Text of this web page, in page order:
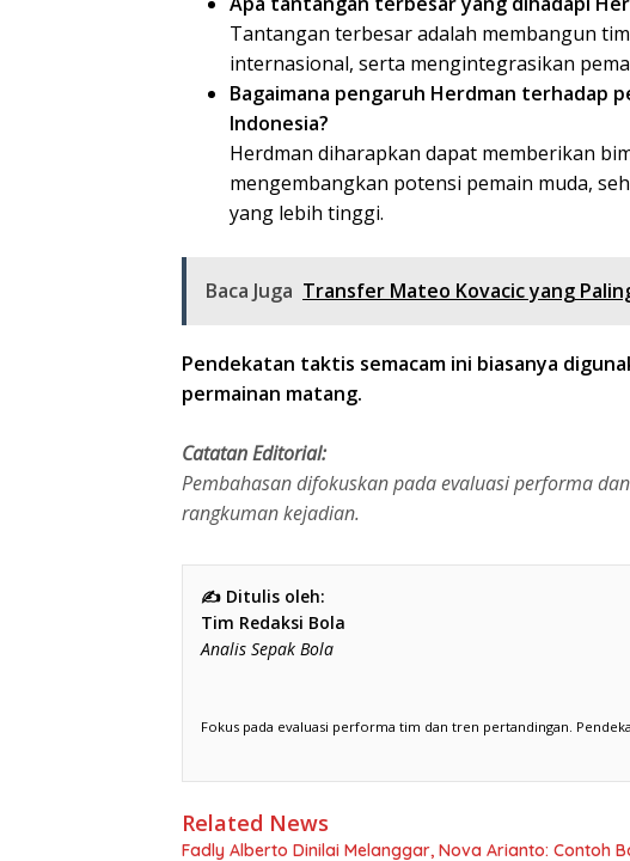
Tantangan terbesar adalah membangun
internasional, serta mengintegrasikan
Bagaimana pengaruh Herdman terhadap
Indonesia?
Herdman diharapkan dapat memberikan
mengembangkan potensi pemain muda,
yang lebih tinggi.
Baca Juga Transfer Mateo Kovacic yang
Pendekatan taktis semacam ini biasanya
permainan matang.
Catatan Editorial:
Pembahasan difokuskan pada evaluasi performa
rangkuman kejadian.
✍️ Ditulis oleh:
Tim Redaksi Bola
Analis Sepak Bola
Fokus pada evaluasi performa tim dan tren pertandingan.
Related News
Fadly Alberto Dinilai Melanggar, Nova Arianto: Contoh